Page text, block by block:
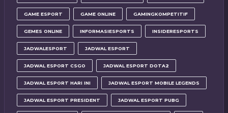
GAME ESPORT GAME ONLINE GAMINGKOMPETITIF
GEMES ONLINE INFORMASIESPORTS INSIDERESPORTS
JADWALESPORT JADWAL ESPORT
JADWAL ESPORT CSGO JADWAL ESPORT DOTA2
JADWAL ESPORT HARI INI JADWAL ESPORT MOBILE LEGENDS
JADWAL ESPORT PRESIDENT JADWAL ESPORT PUBG